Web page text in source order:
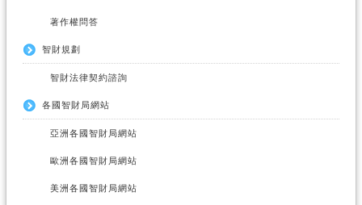
著作權問答
智財規劃
智財法律契約諮詢
各國智財局網站
亞洲各國智財局網站
歐洲各國智財局網站
美洲各國智財局網站